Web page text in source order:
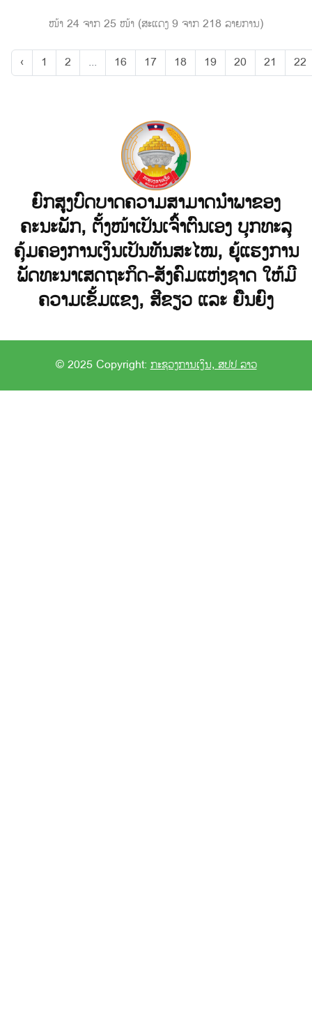
ໜ້າ 24 ຈາກ 25 ໜ້າ (ສະແດງ 9 ຈາກ 218 ລາຍການ)
‹ 1 2 ... 16 17 18 19 20 21 22
ຍົກສູງບົດບາດຄວາມສາມາດນໍາພາຂອງ
ຄະນະພັກ, ຕັ້ງໜ້າເປັນເຈົ້າຕົນເອງ ບຸກທະລຸ
ຄຸ້ມຄອງການເງິນເປັນທັນສະໄໝ, ຍູ້ແຮງການ
ພັດທະນາເສດຖະກິດ-ສັງຄົມແຫ່ງຊາດ ໃຫ້ມີ
ຄວາມເຂັ້ມແຂງ, ສີຂຽວ ແລະ ຍືນຍົງ
© 2025 Copyright:ກະຊວງການເງິນ, ສປປ ລາວ